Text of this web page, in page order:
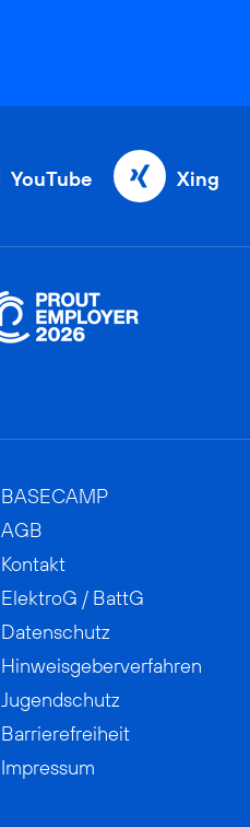
YouTube Xing
BASECAMP
AGB
Kontakt
ElektroG / BattG
Datenschutz
Hinweisgeberverfahren
Jugendschutz
Barrierefreiheit
Impressum